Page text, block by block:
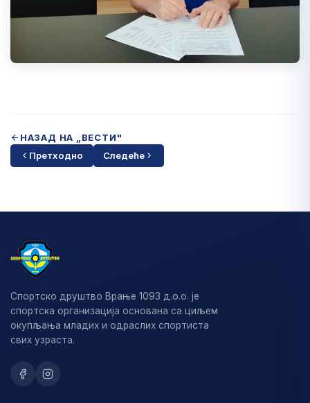
НАЗАД НА „ВЕСТИ"
Претходно
Следеће
Спортско друштво Врање 1093 д.о.о. је
спортска организација основана са циљем
окупљања младих и одраслих спортиста
свих узраста.